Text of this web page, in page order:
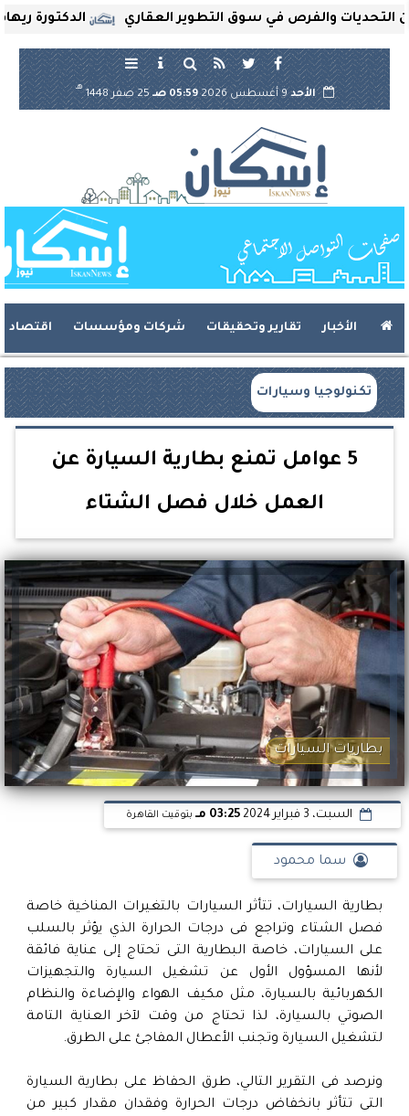
الدكتورة ريهام والفرص في سوق التطوير العقاري
الأحد9 أغسطس 2026 05:59 صـ 25 صفر 1448
هـ
الأخبار تقارير وتحقيقات شركات ومؤسسات اقتصاد
تكنولوجيا وسيارات
5 عوامل تمنع بطارية السيارة عن
العمل خلال فصل الشتاء
بطاريات السيارات
السبت، 3 فبراير 2024 03:25 مـ بتوقيت القاهرة
سما محمود
بطارية السيارات، تتأثر السيارات بالتغيرات المناخية خاصة
فصل الشتاء وتراجع فى درجات الحرارة الذي يؤثر بالسلب
على السيارات، خاصة البطارية التى تحتاج إلى عناية فائقة
لأنها المسؤول الأول عن تشغيل السيارة والتجهيزات
الكهربائية بالسيارة، مثل مكيف الهواء والإضاءة والنظام
الصوتي بالسيارة، لذا تحتاج من وقت لآخر العناية التامة
لتشغيل السيارة وتجنب الأعطال المفاجئ على الطرق.
ونرصد فى التقرير التالي، طرق الحفاظ على بطارية السيارة
التى تتأثر بانخفاض درجات الحرارة وفقدان مقدار كبير من